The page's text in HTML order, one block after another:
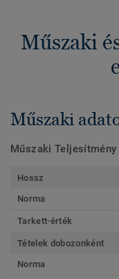
Műszaki
Műszaki
Műszaki Teljesítmény
Hossz
Norma
Tarkett-érték
Tételek dobozonként
Norma